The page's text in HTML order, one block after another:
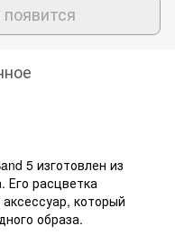
5 изготовлен из
Его расцветка
который
образа.